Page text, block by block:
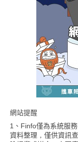
網站提醒
1、Finfo僅為系統服
資料整理，僅供資訊